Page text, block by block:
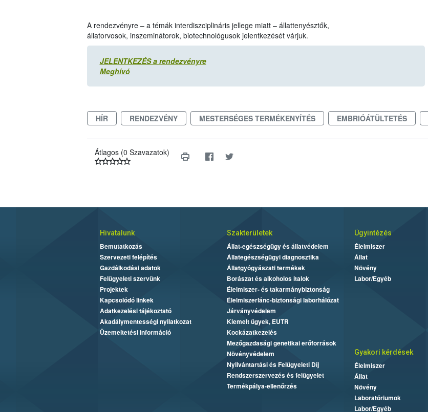
A rendezvényre – a témák interdiszciplináris jellege miatt – állattenyésztők,
állatorvosok, inszeminátorok, biotechnológusok jelentkezését várjuk.
JELENTKEZÉS a rendezvényre
Meghívó
HÍR RENDEZVÉNY MESTERSÉGES TERMÉKENYÍTÉS EMBRIÓÁTÜLTETÉS
Átlagos (0 Szavazatok)
Hivatalunk
Bemutatkozás
Szervezeti felépítés
Gazdálkodási adatok
Felügyeleti szervünk
Projektek
Kapcsolódó linkek
Adatkezelési tájékoztató
Akadálymentességi nyilatkozat
Üzemeltetési információ
Szakterületek
Állat-egészségügy és állatvédelem
Állategészségügyi diagnosztika
Állatgyógyászati termékek
Borászat és alkoholos italok
Élelmiszer- és takarmánybiztonság
Élelmiszerlánc-biztonsági laborhálózat
Járványvédelem
Kiemelt ügyek, EUTR
Kockázatkezelés
Mezőgazdasági genetikai erőforrások
Növényvédelem
Nyilvántartási és Felügyeleti Díj
Rendszerszervezés és felügyelet
Termékpálya-ellenőrzés
Ügyintézés
Élelmiszer
Állat
Növény
Labor/Egyéb
Gyakori kérdések
Élelmiszer
Állat
Növény
Laboratóriumok
Labor/Egyéb